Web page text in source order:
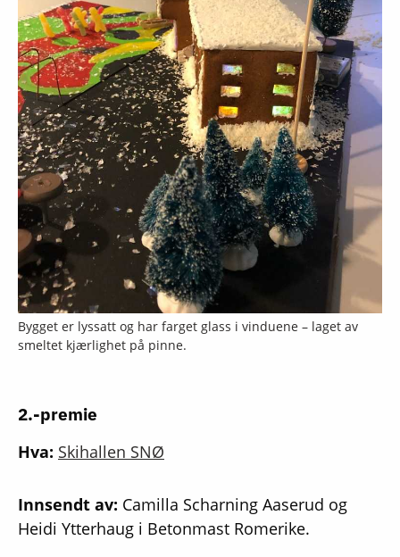
Bygget er lyssatt og har farget glass i vinduene – laget av
smeltet kjærlighet på pinne.
2.-premie
Hva: Skihallen SNØ
Innsendt av: Camilla Scharning Aaserud og
Heidi Ytterhaug i Betonmast Romerike.